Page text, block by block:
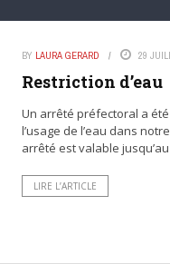
BY LAURA GERARD 29
Restriction d’eau
Un arrêté préfectoral a
l’usage de l’eau dans
arrêté est valable jusqu’au
LIRE L’ARTICLE